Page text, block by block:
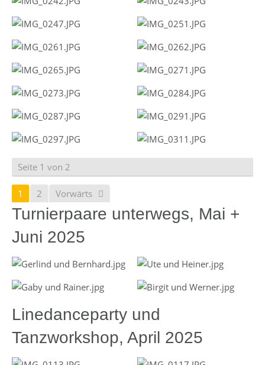
Seite 1 von 2
1 2 Vorwärts
Turnierpaare unterwegs, Mai +
Juni 2025
Linedanceparty und
Tanzworkshop, April 2025